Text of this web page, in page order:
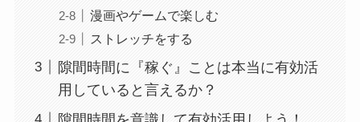
漫画やゲームで楽しむ
ストレッチをする
隙間時間に『稼ぐ』ことは本当に有効活
用していると言えるか？